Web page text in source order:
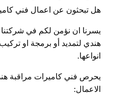
هل تبحثون عن اعمال فني
يسرنا ان نؤمن لكم في
هندي لتمديد أو برمجة او
انواعها.
يحرص فني كاميرات مراقبة
الاعمال: